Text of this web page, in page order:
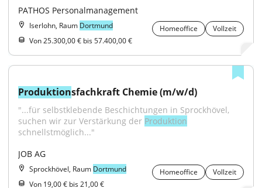
PATHOS Personalmanagement
Iserlohn, Raum Dortmund Homeoffice
Vollzeit
Von 25.300,00 € bis 57.400,00 €
Produktionsfachkraft Chemie (m/w/d)
"...für selbstklebende Beschichtungen in Sprockhövel,
suchen wir zur Verstärkung der Produktion
schnellstmöglich..."
JOB AG
Sprockhövel, Raum Dortmund Homeoffice
Vollzeit
Von 19,00 € bis 21,00 €